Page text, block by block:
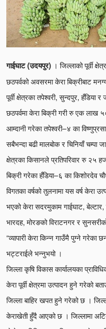
गाईघाट (उदयपुर) । जिल्लाको पूर्वी
छठपर्वको अवसरमा केरा बिक्रीबाट
पूर्वी क्षेत्रका तपेश्वरी, सुन्दपुर, हँडिया
छठपर्वमा केरा बिक्री गरी रु एक
आम्दानी गरेका तपेश्वरी–४ का
सबैभन्दा बढी मालबोक र चिनियाँ चम्पा
क्षेत्रका किसानले प्रतिपरिवार रु २५
बिक्री गरेका हँडिया–६ का किशोरदेव
विगतका वर्षको तुलनामा यस वर्ष केरा
भएको केरा सदरमुकाम गाईघाट,
भारदह, मोरङको विराटनगर र
“व्यापारी केरा किन्न गाउँमै पुग्ने गरेका
भट्टराईले भन्नुभयो ।
जिल्ला कृषि विकास कार्यालयका
केरा पूर्वी क्षेत्रमा उत्पादन हुने गरेको
जिल्ला बाहिर खपत हुने गरेको छ ।
केराखेती हुँदै आएको छ । जिल्लामा